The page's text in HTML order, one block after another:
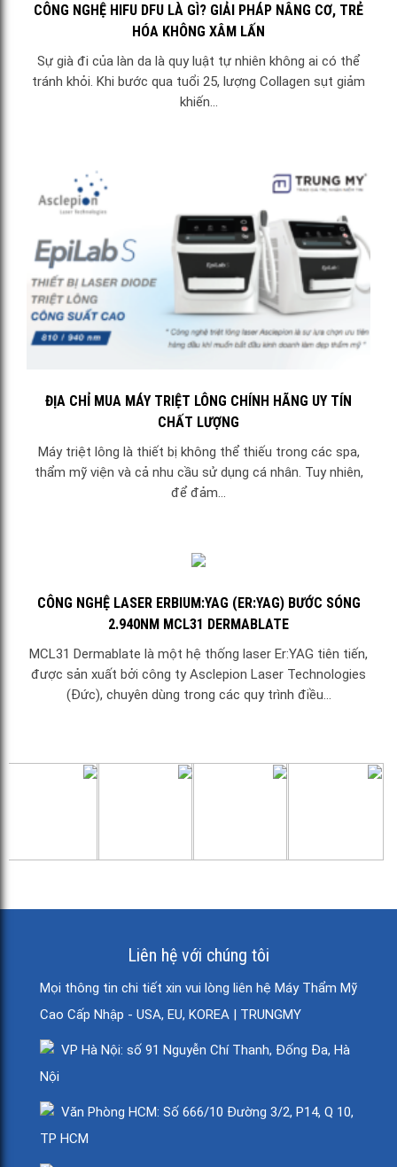
CÔNG NGHỆ HIFU DFU LÀ GÌ? GIẢI PHÁP NÂNG CƠ, TRẺ
HÓA KHÔNG XÂM LẤN
Sự già đi của làn da là quy luật tự nhiên không ai có thể
tránh khỏi. Khi bước qua tuổi 25, lượng Collagen sụt giảm
khiến...
ĐỊA CHỈ MUA MÁY TRIỆT LÔNG CHÍNH HÃNG UY TÍN
CHẤT LƯỢNG
Máy triệt lông là thiết bị không thể thiếu trong các spa,
thẩm mỹ viện và cả nhu cầu sử dụng cá nhân. Tuy nhiên,
để đảm...
CÔNG NGHỆ LASER ERBIUM:YAG (ER:YAG) BƯỚC SÓNG
2.940NM MCL31 DERMABLATE
MCL31 Dermablate là một hệ thống laser Er:YAG tiên tiến,
được sản xuất bởi công ty Asclepion Laser Technologies
(Đức), chuyên dùng trong các quy trình điều...
Liên hệ với chúng tôi
Mọi thông tin chi tiết xin vui lòng liên hệ Máy Thẩm Mỹ
Cao Cấp Nhập - USA, EU, KOREA | TRUNGMY
VP Hà Nội: số 91 Nguyễn Chí Thanh, Đống Đa, Hà
Nội
Văn Phòng HCM: Số 666/10 Đường 3/2, P14, Q 10,
TP HCM